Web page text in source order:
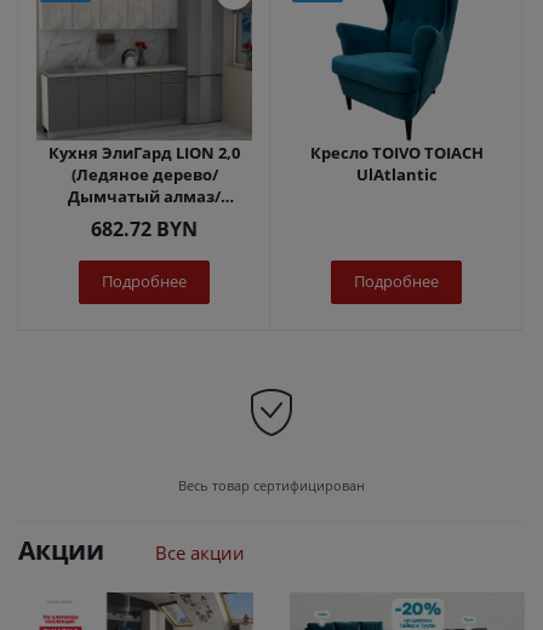
Кухня ЭлиГард LION 2,0
(Ледяное дерево/
Дымчатый алмаз/
Королевский опал)
682.72 BYN
Подробнее
Кресло TOIVO TOIACH
UlAtlantic
Подробнее
Весь товар сертифицирован
Акции Все акции